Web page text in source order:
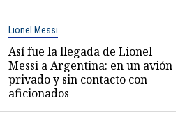
Lionel Messi
Así fue la llegada de Lionel
Messi a Argentina: en un avión
privado y sin contacto con
aficionados